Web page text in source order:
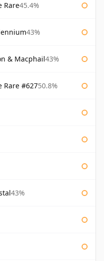
Rare45.4%
43%
& Macphail43%
Rare #62750.8%
43%